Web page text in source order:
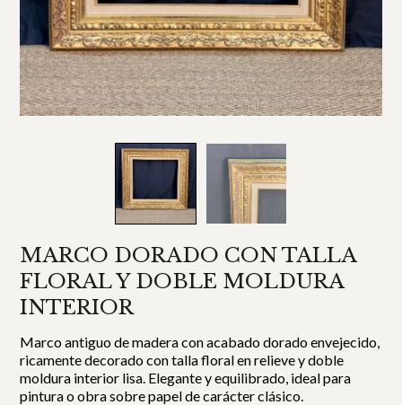
MARCO DORADO CON TALLA
FLORAL Y DOBLE MOLDURA
INTERIOR
Marco antiguo de madera con acabado dorado envejecido,
ricamente decorado con talla floral en relieve y doble
moldura interior lisa. Elegante y equilibrado, ideal para
pintura o obra sobre papel de carácter clásico.